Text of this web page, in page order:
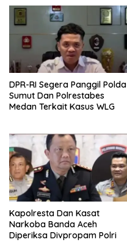
DPR-RI Segera Panggil Polda
Sumut Dan Polrestabes
Medan Terkait Kasus WLG
Kapolresta Dan Kasat
Narkoba Banda Aceh
Diperiksa Divpropam Polri